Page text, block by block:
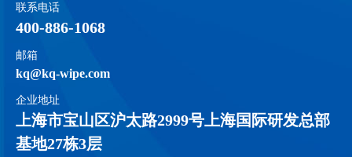
联系电话
400-886-1068
邮箱
kq@kq-wipe.com
企业地址
上海市宝山区沪太路2999号上海国际研发总部
基地27栋3层